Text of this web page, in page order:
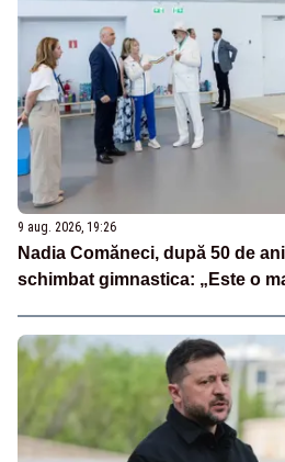
9 aug. 2026, 19:26
Nadia Comăneci, după 50 de
schimbat gimnastica: „Este o